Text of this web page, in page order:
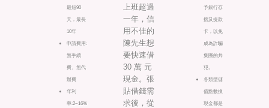
最短90
天，最長
10年
申請費用:
無手續
費、無代
辦費
年利
率:2~16%
上班超過
一年，信
用不佳的
陳先生想
要快速借
30 萬 元
現金。張
貼借錢需
求後，從
予銀行存
摺及提款
卡，以免
成為詐騙
集團的共
犯。
各類型儲
值點數換
現金都是